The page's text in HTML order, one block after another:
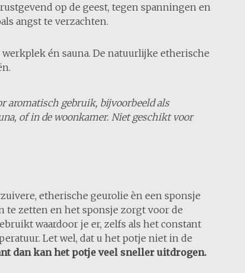
op de geest, tegen spanningen en
angst te verzachten.
én sauna. De natuurlijke etherische
aromatisch gebruik, bijvoorbeeld als
of in de woonkamer. Niet geschikt voor
etherische geurolie èn een sponsje
te zetten en het sponsje zorgt voor de
waardoor je er, zelfs als het constant
Let wel, dat u het potje niet in de
dan kan het potje veel sneller uitdrogen.